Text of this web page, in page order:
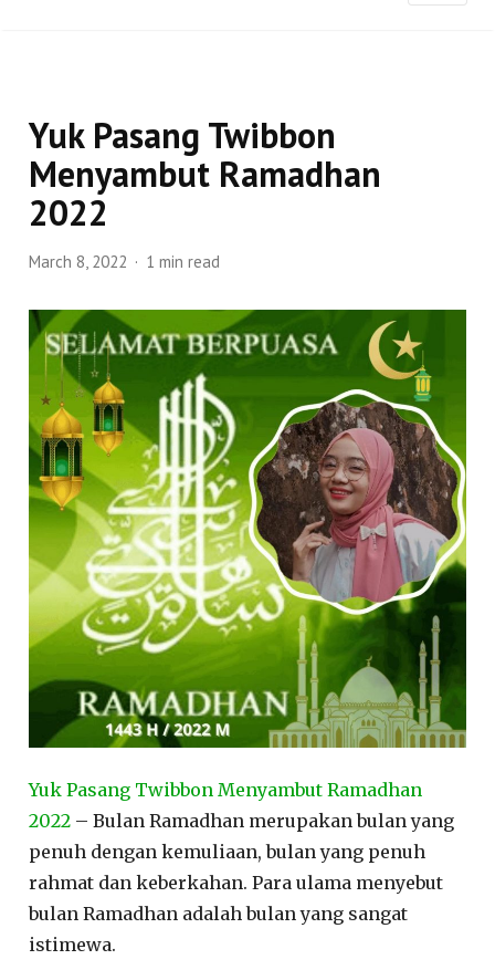
Yuk Pasang Twibbon
Menyambut Ramadhan
2022
March 8, 2022 1 min read
Yuk Pasang Twibbon Menyambut Ramadhan
2022 – Bulan Ramadhan merupakan bulan yang
penuh dengan kemuliaan, bulan yang penuh
rahmat dan keberkahan. Para ulama menyebut
bulan Ramadhan adalah bulan yang sangat
istimewa.